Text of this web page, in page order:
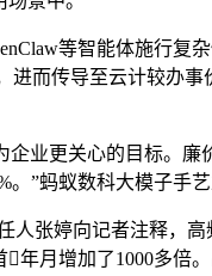
等智能体施行复
而传导至云计较办
业更关心的目标。廉
”蚂蚁数科大模子手
张婷向记者注释，
月增加了1000多倍